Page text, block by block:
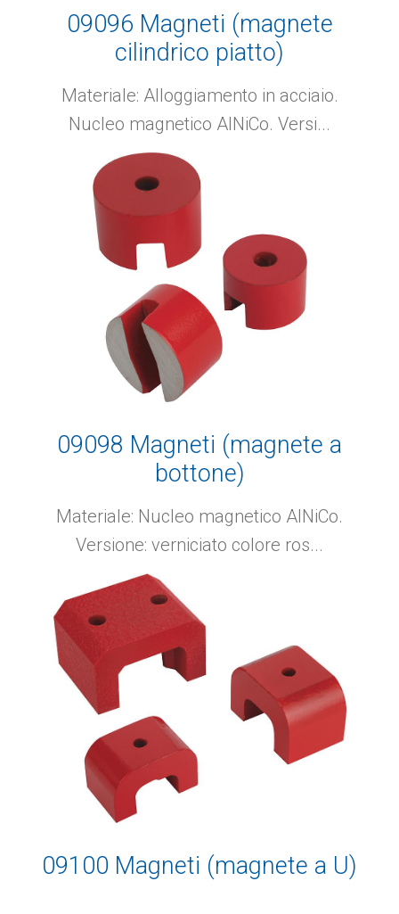
09096 Magneti (magnete
cilindrico piatto)
Materiale: Alloggiamento in acciaio.
Nucleo magnetico AlNiCo. Versi...
09098 Magneti (magnete a
bottone)
Materiale: Nucleo magnetico AlNiCo.
Versione: verniciato colore ros...
09100 Magneti (magnete a U)